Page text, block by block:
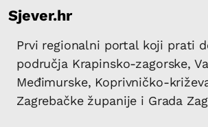
Sjever.hr
Prvi regionalni portal koji prati
područja Krapinsko-zagorske,
Međimurske, Koprivničko-
Zagrebačke županije i Grada